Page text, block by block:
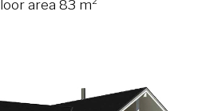
area 83 m²